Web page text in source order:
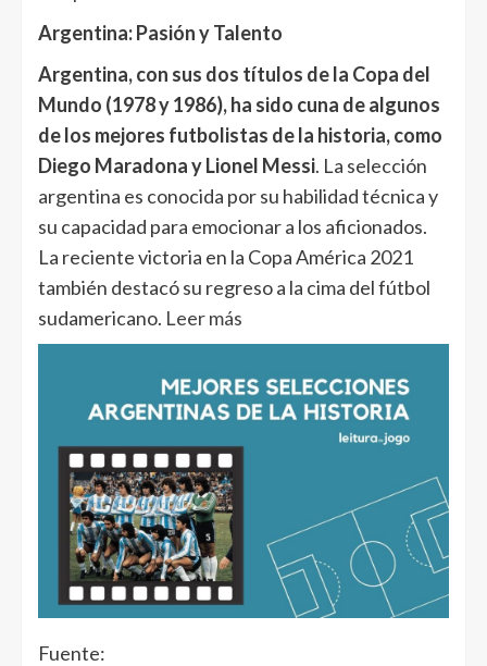
Argentina: Pasión y Talento
Argentina, con sus dos títulos de la Copa del
Mundo (1978 y 1986), ha sido cuna de algunos
de los mejores futbolistas de la historia, como
Diego Maradona y Lionel Messi. La selección
argentina es conocida por su habilidad técnica y
su capacidad para emocionar a los aficionados.
La reciente victoria en la Copa América 2021
también destacó su regreso a la cima del fútbol
sudamericano. Leer más
Fuente: